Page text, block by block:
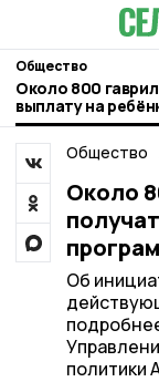
Общество
Около 800
выплату на
соцподдержки
Общество
Около
Об
политики